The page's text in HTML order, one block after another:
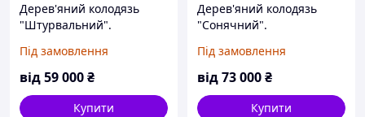
Дерев'яний колодязь
"Штурвальний".
Під замовлення
від59 000₴
Купити
Дерев'яний колодязь
"Сонячний".
Під замовлення
від73 000₴
Купити